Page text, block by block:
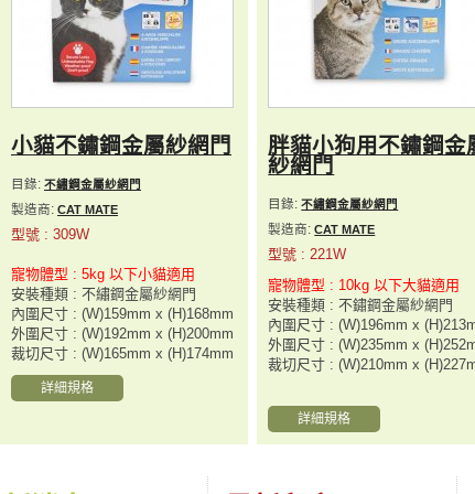
小貓不鏽鋼金屬紗網門
目錄: 不繡鋼金屬紗網門
製造商: CAT MATE
型號 : 309W
寵物體型 : 5kg 以下小貓適用
安裝種類 : 不繡鋼金屬紗網門
內圍尺寸 : (W)159mm x (H)168mm
外圍尺寸 : (W)192mm x (H)200mm
裁切尺寸 : (W)165mm x (H)174mm
詳細規格
胖貓小狗用不鏽鋼金
紗網門
目錄:不繡鋼金屬紗網門
製造商:CAT MATE
型號 : 221W
寵物體型 : 10kg 以下大貓適用
安裝種類 : 不鏽鋼金屬紗網門
內圍尺寸 : (W)196mm x
外圍尺寸 : (W)235mm x
裁切尺寸 : (W)210mm x
詳細規格